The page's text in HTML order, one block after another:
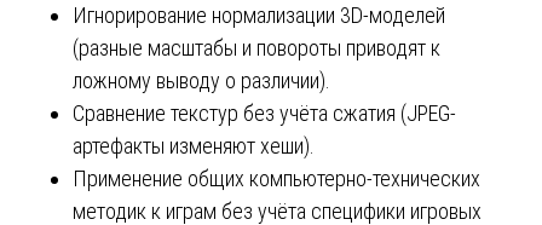
Игнорирование нормализации 3D-моделей
(разные масштабы и повороты приводят к
ложному выводу о различии).
Сравнение текстур без учёта сжатия (JPEG-
артефакты изменяют хеши).
Применение общих компьютерно-технических
методик к играм без учёта специфики игровых